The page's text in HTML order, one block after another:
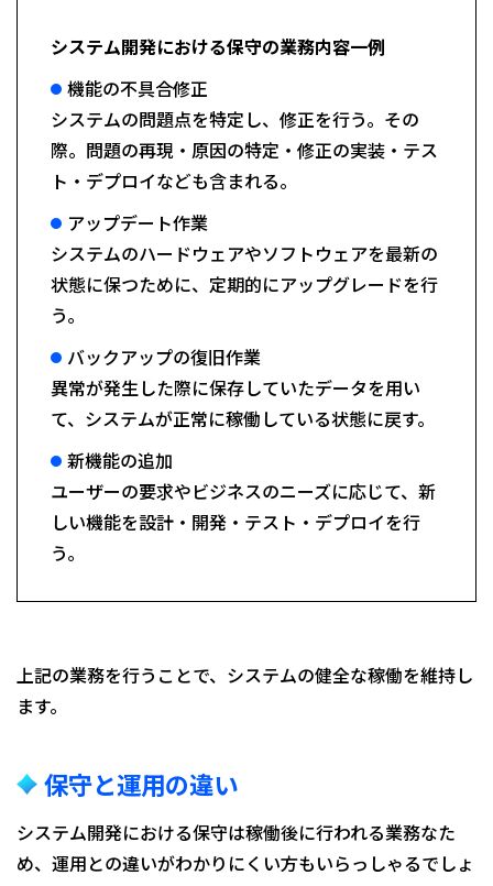
システム開発における保守の業務内容一例
機能の不具合修正
システムの問題点を特定し、修正を行う。その
際。問題の再現・原因の特定・修正の実装・テス
ト・デプロイなども含まれる。
アップデート作業
システムのハードウェアやソフトウェアを最新の
状態に保つために、定期的にアップグレードを行
う。
バックアップの復旧作業
異常が発生した際に保存していたデータを用い
て、システムが正常に稼働している状態に戻す。
新機能の追加
ユーザーの要求やビジネスのニーズに応じて、新
しい機能を設計・開発・テスト・デプロイを行
う。
上記の業務を行うことで、システムの健全な稼働を維持し
ます。
保守と運用の違い
システム開発における保守は稼働後に行われる業務なた
め、運用との違いがわかりにくい方もいらっしゃるでしょ